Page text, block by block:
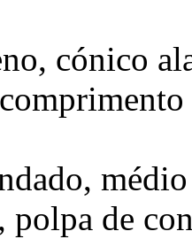
cónico
polpa de